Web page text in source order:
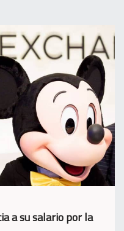
a su salario por la